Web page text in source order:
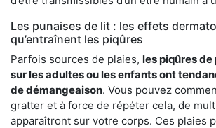
Les punaises de lit : les effets
qu’entraînent les piqûres
Parfois sources de plaies, les piqûres
sur les adultes ou les enfants ont
de démangeaison. Vous pouvez
gratter et à force de répéter cela, de
apparaîtront sur votre corps. Ces plaies